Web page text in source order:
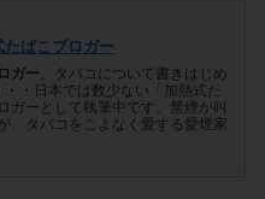
ばこブロガー
ガー 。タバコについて書きはじめ
・・日本では数少ない「加熱式た
ガーとして執筆中です。禁煙が叫
、タバコをこよなく愛する愛煙家